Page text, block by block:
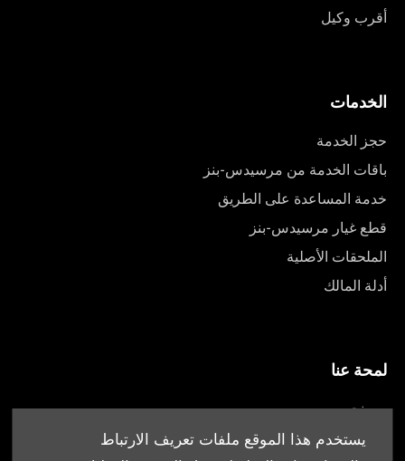
يستخدم هذا الموقع ملفات تعريف الارتباط
أقرب وكيل
الخدمات
حجز الخدمة
باقات الخدمة من مرسيدس-بنز
خدمة المساعدة على الطريق
قطع غيار مرسيدس-بنز
الملحقات الأصلية
أدلة المالك
لمحة عنا
من نحن
أقرب وكيل